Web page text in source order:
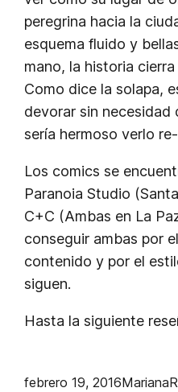
peregrina hacia la
esquema fluido y
mano, la historia
Como dice la solapa,
devorar sin necesidad
sería hermoso verlo
Los comics se
Paranoia Studio
C+C (Ambas en La
conseguir ambas por
contenido y por el
siguen.
Hasta la siguiente
febrero 19, 2016